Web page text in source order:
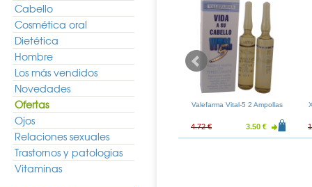
Cabello
Cosmética oral
Dietética
Hombre
Los más vendidos
Novedades
Ofertas
Ojos
Relaciones sexuales
Trastornos y patologias
Vitaminas
Clorhexidina
75ml
5.76 €
50ml
10.42 € 7.72 €
Valefarma Vital-5 2 Ampollas
4.72 € 3.50 €